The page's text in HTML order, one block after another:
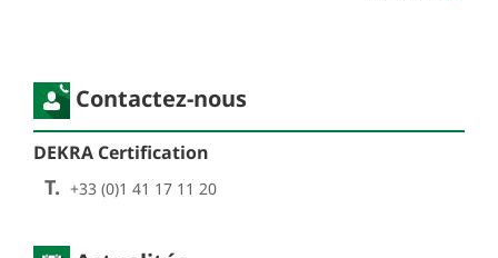
Contactez-nous
DEKRA Certification
T. +33 (0)1 41 17 11 20